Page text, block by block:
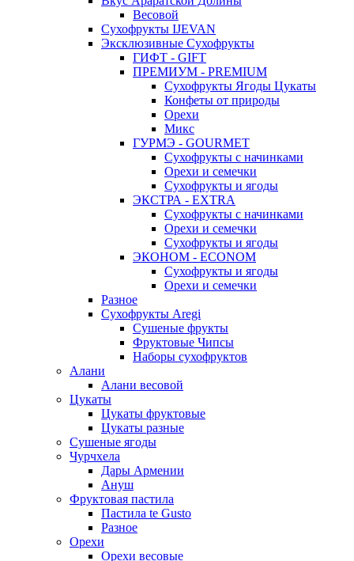
Весовой
Сухофрукты IJEVAN
Эксклюзивные Сухофрукты
ГИФТ - GIFT
ПРЕМИУМ - PREMIUM
Сухофрукты Ягоды Цукаты
Конфеты от природы
Орехи
Микс
ГУРМЭ - GOURMET
Сухофрукты с начинками
Орехи и семечки
Сухофрукты и ягоды
ЭКСТРА - EXTRA
Сухофрукты с начинками
Орехи и семечки
Сухофрукты и ягоды
ЭКОНОМ - ECONOM
Сухофрукты и ягоды
Орехи и семечки
Разное
Сухофрукты Aregi
Сушеные фрукты
Фруктовые Чипсы
Наборы сухофруктов
Алани
Алани весовой
Цукаты
Цукаты фруктовые
Цукаты разные
Сушеные ягоды
Чурчхела
Дары Армении
Ануш
Фруктовая пастила
Пастила te Gusto
Разное
Орехи
Орехи весовые